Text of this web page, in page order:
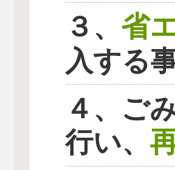
３、 省
入する
４、ご
行い、